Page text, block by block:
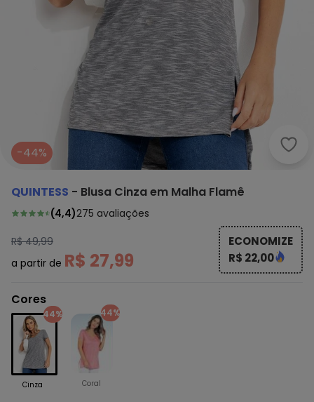
-44%
QUINTESS - Blusa Cinza em Malha Flamê
(4,4)275 avaliações
R$ 49,99
a partir de R$ 27,99
ECONOMIZE
R$ 22,00
Cores
44%
Cinza
44%
Coral